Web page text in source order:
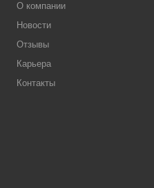
О компании
Новости
Отзывы
Карьера
Контакты